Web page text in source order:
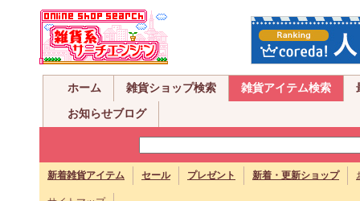
ホーム 雑貨ショップ検索 雑貨アイテム検索
お知らせブログ
新着雑貨アイテム セール プレゼント 新着・更新ショップ